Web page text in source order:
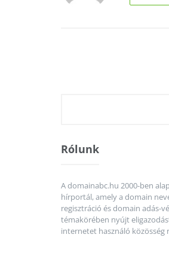
Rólunk
A domainabc.hu 2000-ben
hírportál, amely a domain
regisztráció és domain adás-
témakörében nyújt
internetet használó közösség